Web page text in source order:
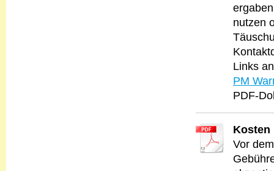
nutzen
Links
PM
PDF-
Kosten
Vor